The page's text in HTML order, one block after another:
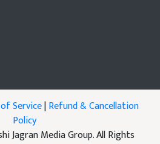
Service|Refund & Cancellation
Policy
Jagran Media Group. All Rights